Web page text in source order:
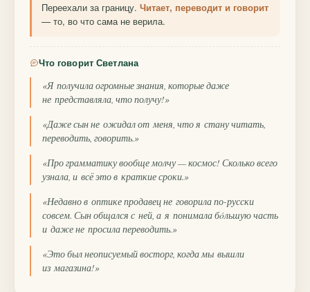
Переехали за границу. Читает, переводит и говорит
— то, во что сама не верила.
Что говорит Светлана
«Я получила огромные знания, которые даже
не представляла, что получу!»
«Даже сын не ожидал от меня, что я стану читать,
переводить, говорить.»
«Про грамматику вообще молчу — космос! Сколько всего
узнала, и всё это в краткие сроки.»
«Недавно в оптике продавец не говорила по-русски
совсем. Сын общался с ней, а я понимала бóльшую часть
и даже не просила переводить.»
«Это был неописуемый восторг, когда мы вышли
из магазина!»